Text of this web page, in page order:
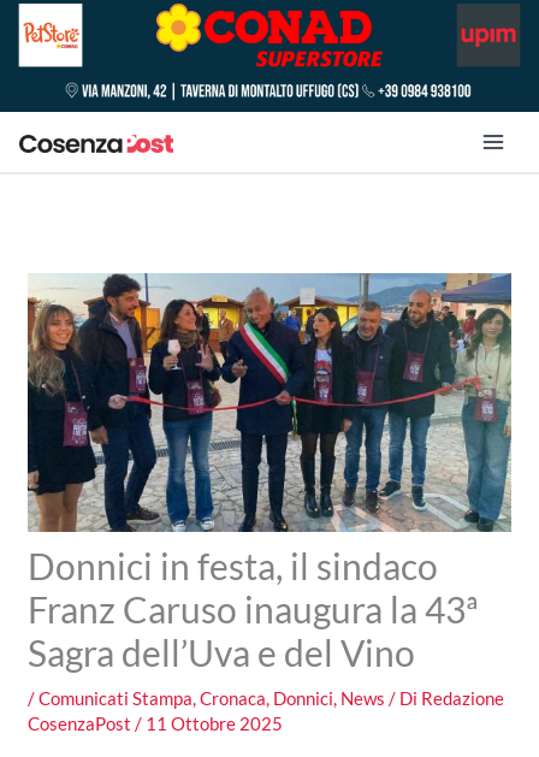
Donnici in festa, il sindaco
Franz Caruso inaugura la 43ª
Sagra dell’Uva e del Vino
/Comunicati Stampa,Cronaca, Donnici, News / Di Redazione
CosenzaPost/ 11 Ottobre 2025